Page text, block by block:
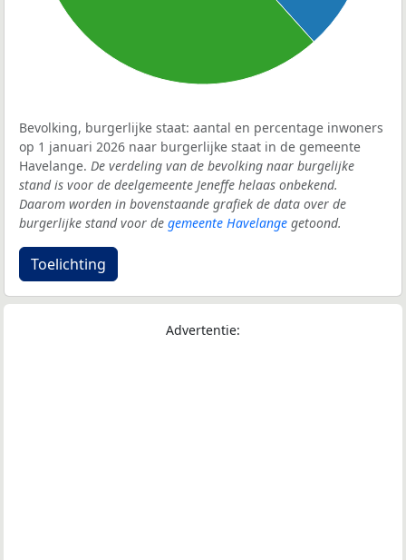
Bevolking, burgerlijke staat: aantal en percentage inwoners
op 1 januari 2026 naar burgerlijke staat in de gemeente
Havelange. De verdeling van de bevolking naar burgelijke
stand is voor de deelgemeente Jeneffe helaas onbekend.
Daarom worden in bovenstaande grafiek de data over de
burgerlijke stand voor de gemeente Havelange getoond.
Toelichting
Advertentie: